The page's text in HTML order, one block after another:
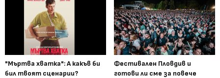
"Мъртва хватка": А какъв би
бил твоят сценарии?
Фестивален Пловдив и
готови ли сме за повече